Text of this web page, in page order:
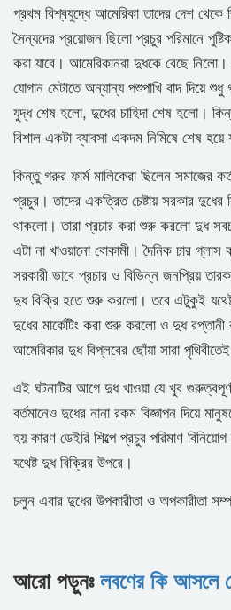
প্রথম বিশ্বযুদ্ধে আমেরিকা তাদের দেশ থেকে
সৈন্যদের প্রয়োজন ছিলো প্রচুর পরিমানে
করা যাবে। আমেরিকানরা দুধকে বেছে
যোগান মেটাতে অন্যান্য পশুপাখি বাদ
যুদ্ধ শেষ হলো, দুধের চাহিদা শেষ হলো।
বিশাল একটা ব্যাবসা একদম নিমিষে শেষ হয়ে
কিন্তু গরুর ফার্ম মালিকেরা ছিলেন সমাজের
প্রচুর। তাদের একত্রিত চেষ্টায় সরকার
থাকলো। তারা প্রচার করা শুরু করলো দুধ
এটা না খাওয়ানো বোকামী। দৈনিক চার
সরকারী ভাবে প্রচার ও বিভিন্ন জনপ্রিয়
দুধ বিক্রি হতে শুরু করলো। তবে এটুকুই যথেষ্ট
দুধের মার্কেটিং করা শুরু করলো ও দুধ
আমেরিকার দুধ বিপ্লবের ছোঁয়া সারা
এই ঘটনাটির আগে দুধ খাওয়া যে খুব
বর্তমানেও দুধের নানা রকম বিজ্ঞাপন দিয়ে
হয় কারণ ডেইরি শিল্পে প্রচুর পরিমাণ
যথেষ্ট দুধ বিক্রির উপরে।
চলুন এবার দুধের উপকারীতা ও অপকারীতা
আরো পড়ুনঃলবণের কি